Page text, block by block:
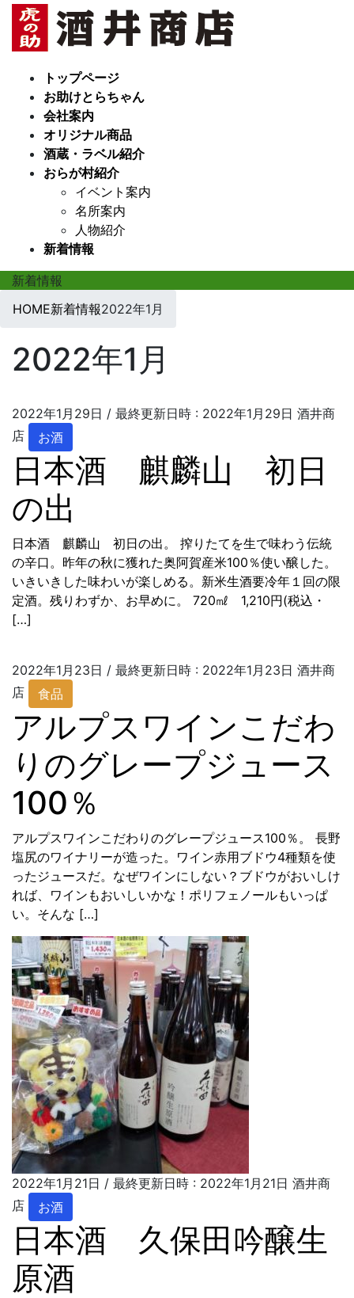
トップページ
お助けとらちゃん
会社案内
オリジナル商品
酒蔵・ラベル紹介
おらが村紹介
イベント案内
名所案内
人物紹介
新着情報
新着情報
HOME新着情報2022年1月
2022年1月
2022年1月29日 / 最終更新日時 : 2022年1月29日 酒井商
店
お酒
日本酒 麒麟山 初日
の出
日本酒 麒麟山 初日の出。 搾りたてを生で味わう伝統
の辛口。昨年の秋に獲れた奥阿賀産米100％使い醸した。
いきいきした味わいが楽しめる。新米生酒要冷年１回の限
定酒。残りわずか、お早めに。 720㎖ 1,210円(税込・
[…]
2022年1月23日 / 最終更新日時 : 2022年1月23日 酒井商
店
食品
アルプスワインこだわ
りのグレープジュース
100％
アルプスワインこだわりのグレープジュース100％。 長野
塩尻のワイナリーが造った。ワイン赤用ブドウ4種類を使
ったジュースだ。なぜワインにしない？ブドウがおいしけ
れば、ワインもおいしいかな！ポリフェノールもいっぱ
い。そんな […]
2022年1月21日 / 最終更新日時 : 2022年1月21日 酒井商
店
お酒
日本酒 久保田吟醸生
原酒